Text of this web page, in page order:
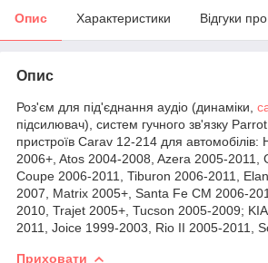
Опис Характеристики Відгуки
Опис
Роз'єм для під'єднання аудіо (динаміки,
підсилювач), систем гучного зв'язку
пристроїв Carav 12-214 для автомобілів:
2006+, Atos 2004-2008, Azera 2005-2011,
Coupe 2006-2011, Tiburon 2006-2011,
2007, Matrix 2005+, Santa Fe CM 2006-
2010, Trajet 2005+, Tucson 2005-2009;
2011, Joice 1999-2003, Rio II 2005-2011,
Приховати